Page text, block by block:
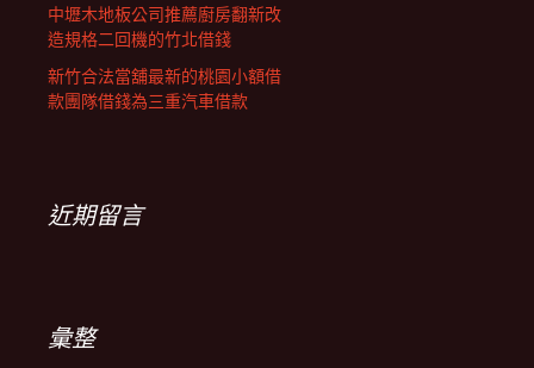
中壢木地板公司推薦廚房翻新改
造規格二回機的竹北借錢
新竹合法當舖最新的桃園小額借
款團隊借錢為三重汽車借款
近期留言
彙整